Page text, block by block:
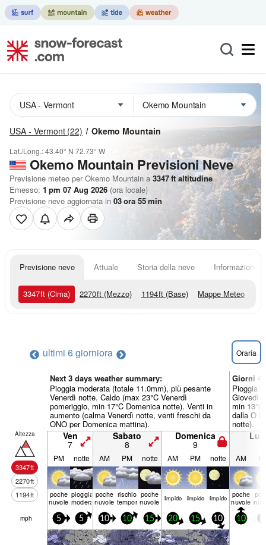
USA - Vermont (22) Okemo Mountain
Lat./Long.:43.40° N 72.73° W
Okemo Mountain Previsioni Neve
Previsione meteo per Okemo Mountain a 3347ft altitudine
Emesso: 1 pm 07 Aug 2026 (ora locale)
Previsione neve aggiornata in 03ora 55min
Previsione neve Attuale Storia della neve Informazioni
3347ft (Cima) 2270ft (Mezzo) 1194ft (Base) Mappe Meteo
ultimi 6 giorniora Oraria
Next 3 days weather summary:
Pioggia moderata (totale 11.0mm), più pesante
Venerdì notte. Caldo (max 23°C Venerdì
pomeriggio, min 17°C Domenica notte). Venti in
aumento (calma Venerdì notte, venti freschi da
ONO per Domenica mattina).
Giorni
Pioggia
Giovedì
min
dalla O
notte).
Altezza
3347ft
2270ft
1194ft
Ven
7
Sabato
8
Domenica
9
PM notte AM PM notte AM PM notte AM
poche
nuvole
pioggia
moderata
poche
nuvole
rischio
temporale
poche
nuvole limp­ido limp­ido limp­ido poche
nuvole
mph 5 5 10 10 15 20 15 10 10